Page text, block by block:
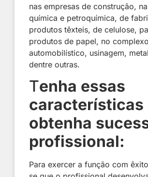
nas empresas de construção,
química e petroquímica, de
produtos têxteis, de celulose,
produtos de papel, no complexo
automobilístico, usinagem,
dentre outras.
Tenha essas
características
obtenha
profissional:
Para exercer a função com